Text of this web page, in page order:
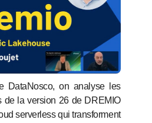
DataNosco, on analyse les
de la version 26 de DREMIO
serverless qui transforment